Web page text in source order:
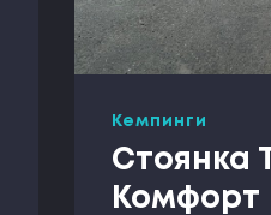
Кемпинги
Стоянка
Комфорт